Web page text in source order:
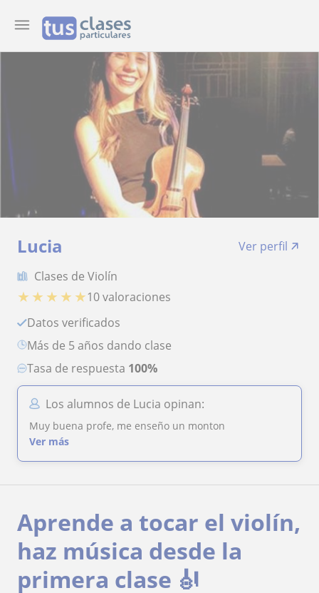
Lucia
Ver perfil
Clases de Violín
★ ★ ★ ★ ★10 valoraciones
Datos verificados
más de 5 años dando clase
Tasa de respuesta 100%
Los alumnos de Lucia opinan:
Muy buena profe, me enseño un monton
Ver más
Aprende a tocar el violín,
haz música desde la
primera clase 🎻